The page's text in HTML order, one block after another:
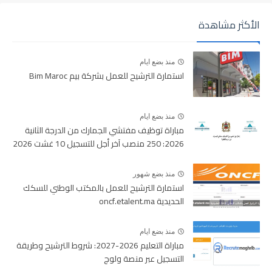
الأكثر مشاهدة
منذ بضع ايام
استمارة الترشيح للعمل بشركة بيم Bim Maroc
منذ بضع ايام
مباراة توظيف مفتشي الجمارك من الدرجة الثانية
2026: 250 منصب آخر أجل للتسجيل 10 غشت 2026
منذ بضع شهور
استمارة الترشيح للعمل بالمكتب الوطني للسكك
الحديدية oncf.etalent.ma
منذ بضع ايام
مباراة التعليم 2026-2027: شروط الترشيح وطريقة
التسجيل عبر منصة ولوج